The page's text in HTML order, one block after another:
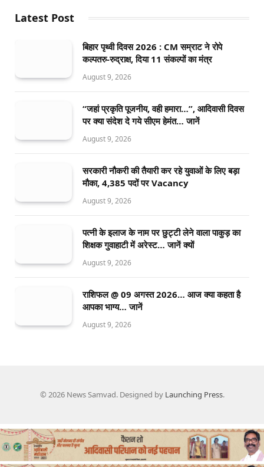
Latest Post
बिहार पृथ्वी दिवस 2026 : CM सम्राट ने रोपे
कल्पतरु-रुद्राक्ष, दिया 11 संकल्पों का मंत्र
August 9, 2026
“जहां प्रकृति पूजनीय, वही हमारा…”, आदिवासी दिवस
पर क्या संदेश दे गये सीएम हेमंत… जानें
August 9, 2026
सरकारी नौकरी की तैयारी कर रहे युवाओं के लिए बड़ा
मौका, 4,385 पदों पर Vacancy
August 9, 2026
पत्नी के इलाज के नाम पर छुट्टी लेने वाला पाकुड़ का
शिक्षक गुवाहाटी में अरेस्ट… जानें क्यों
August 9, 2026
राशिफल @ 09 अगस्त 2026… आज क्या कहता है
आपका भाग्य… जानें
August 9, 2026
© 2026 News Samvad. Designed by Launching Press.